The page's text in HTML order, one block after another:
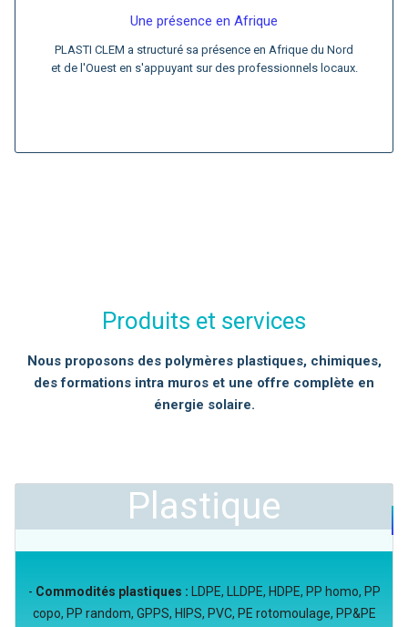
Une présence en Afrique
PLASTI CLEM a structuré sa présence en Afrique du Nord
et de l'Ouest en s'appuyant sur des professionnels locaux.
Produits et services
Nous proposons des polymères plastiques, chimiques,
des formations intra muros et une offre complète en
énergie solaire.
Plastique
- Commodités plastiques : LDPE, LLDPE, HDPE, PP homo, PP
copo, PP random, GPPS, HIPS, PVC, PE rotomoulage, PP&PE